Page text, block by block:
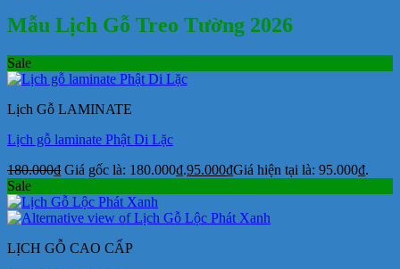
Mẫu Lịch Gỗ Treo Tường 2026
Sale
Lịch Gỗ LAMINATE
Lịch gỗ laminate Phật Di Lặc
180.000₫ Giá gốc là: 180.000₫.95.000₫Giá hiện tại là: 95.000₫.
Sale
LỊCH GỖ CAO CẤP